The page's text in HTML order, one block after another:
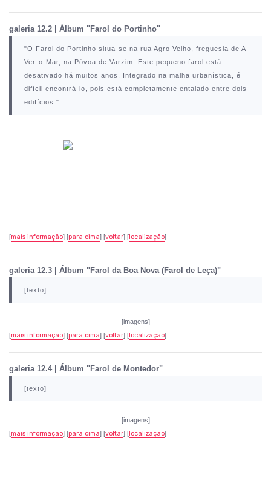
galeria 12.2 | Álbum "Farol do Portinho"
"O Farol do Portinho situa-se na rua Agro Velho, freguesia de A
Ver-o-Mar, na Póvoa de Varzim. Este pequeno farol está
desativado há muitos anos. Integrado na malha urbanística, é
difícil encontrá-lo, pois está completamente entalado entre dois
edifícios."
[mais informação] [para cima] [voltar] [localização]
galeria 12.3 | Álbum "Farol da Boa Nova (Farol de Leça)"
[texto]
[imagens]
[mais informação] [para cima] [voltar] [localização]
galeria 12.4 | Álbum "Farol de Montedor"
[texto]
[imagens]
[mais informação] [para cima] [voltar] [localização]